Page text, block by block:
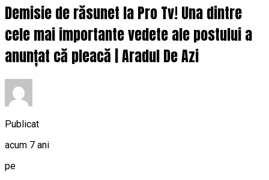
Demisie de răsunet la Pro Tv! Una dintre
cele mai importante vedete ale postului a
anunțat că pleacă | Aradul De Azi
Publicat
acum 7 ani
pe